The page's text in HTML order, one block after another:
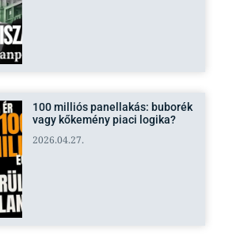
100 milliós panellakás: buborék
vagy kőkemény piaci logika?
2026.04.27.